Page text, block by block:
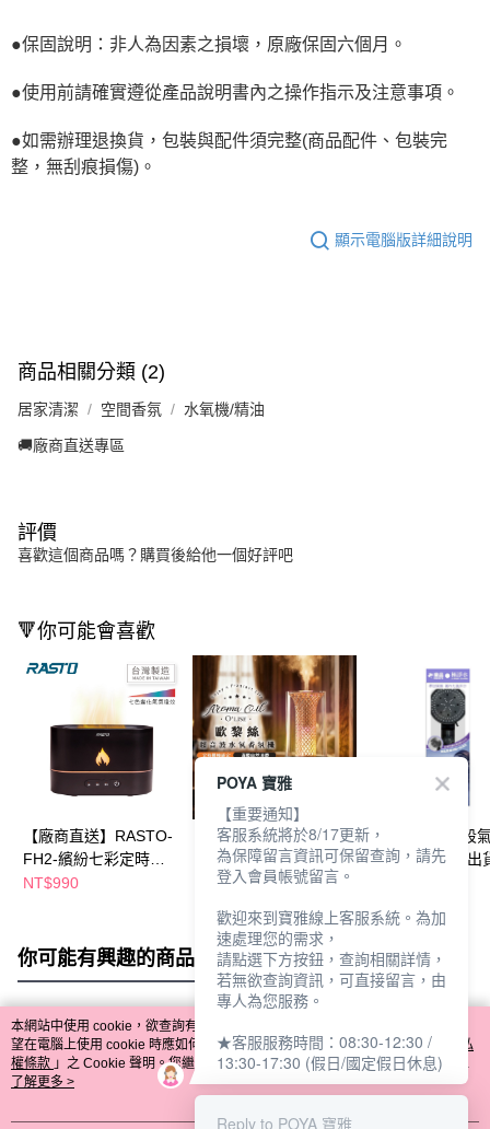
●保固說明：非人為因素之損壞，原廠保固六個月。
●使用前請確實遵從產品說明書內之操作指示及注意事項。
●如需辦理退換貨，包裝與配件須完整(商品配件、包裝完
整，無刮痕損傷)。
顯示電腦版詳細說明
商品相關分類 (2)
居家清潔 空間香氛 水氧機/精油
🚚廠商直送專區
評價
喜歡這個商品嗎？購買後給他一個好評吧
🔻你可能會喜歡
【廠商直送】RASTO-
FH2-繽紛七彩定時香
氛水氧機
NT$990
歐黎絲超音波水氧香氛
NT$399
樂品極淨水五段
蓬頭(包裝隨機出
你可能有興趣的商品 全站排行
熱門標籤
本網站中使用 cookie，欲查詢有關本網站使用 cookie 方式之詳情，及若您不希
望在電腦上使用 cookie 時應如何變更電腦的 cookie 設定，請參閱本網站「
隱私
權條款 」之 Cookie 聲明。您繼續使用本網站即表示您同意本公司得按本網站使
用條款之 Cookie 聲明使用 cookie。
了解更多 >
POYA 寶雅
【重要通知】
客服系統將於8/17更新，
為保障留言資訊可保留查詢，請先
登入會員帳號留言。
歡迎來到寶雅線上客服系統。為加
速處理您的需求，
請點選下方按鈕，查詢相關詳情，
若無欲查詢資訊，可直接留言，由
專人為您服務。
★客服服務時間：08:30-12:30 /
13:30-17:30 (假日/國定假日休息)
Reply to POYA 寶雅